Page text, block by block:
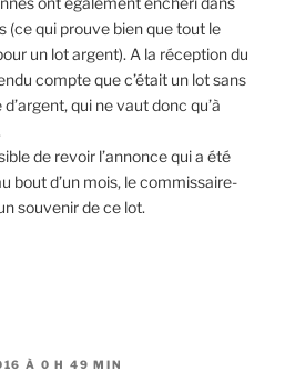
(ce qui prouve bien que tout le
un lot argent). A la réception du
compte que c’était un lot sans
qui ne vaut donc qu’à
de revoir l’annonce qui a été
bout d’un mois, le commissaire-
souvenir de ce lot.
À 0 H 49 MIN